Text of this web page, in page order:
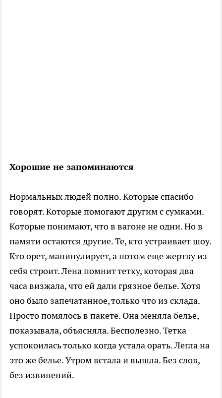
Хорошие не запоминаются
Нормальных людей полно. Которые спасибо
говорят. Которые помогают другим с сумками.
Которые понимают, что в вагоне не одни. Но в
памяти остаются другие. Те, кто устраивает шоу.
Кто орет, манипулирует, а потом еще жертву из
себя строит. Лена помнит тетку, которая два
часа визжала, что ей дали грязное белье. Хотя
оно было запечатанное, только что из склада.
Просто помялось в пакете. Она меняла белье,
показывала, объясняла. Бесполезно. Тетка
успокоилась только когда устала орать. Легла на
это же белье. Утром встала и вышла. Без слов,
без извинений.